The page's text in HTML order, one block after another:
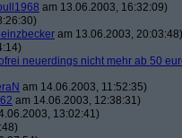
am 13.06.2003, 16:32:09)
am 13.06.2003, 20:03:48)
neuerdings nicht mehr ab 50
am 14.06.2003, 11:52:35)
am 14.06.2003, 12:38:31)
13:02:41)